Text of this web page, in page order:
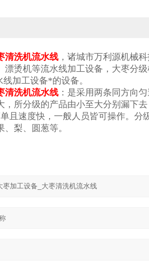
清洗机流水线 ，诸城市万利源机械
烫机等流水线加工设备，大枣分
加工设备*的设备。
清洗机流水线 ：是采用两条同方向
，所分级的产品由小至大分别漏下
且速度快，一般人员皆可操作。分
梨、圆葱等。